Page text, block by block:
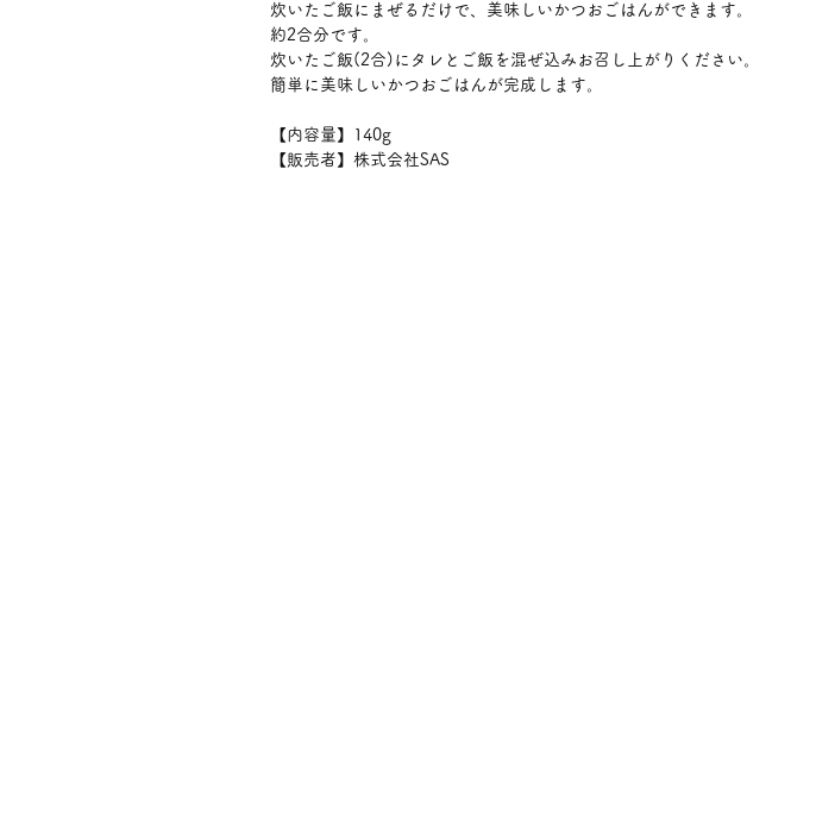
炊いたご飯にまぜるだけで、美味しいかつおごはんができます。
約2合分です。
炊いたご飯(2合)にタレとご飯を混ぜ込みお召し上がりください。
簡単に美味しいかつおごはんが完成します。
【内容量】140g
【販売者】株式会社SAS